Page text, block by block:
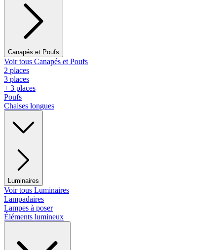
Canapés et Poufs
Voir tous Canapés et Poufs
2 places
3 places
+ 3 places
Poufs
Chaises longues
Luminaires
Voir tous Luminaires
Lampadaires
Lampes à poser
Éléments lumineux